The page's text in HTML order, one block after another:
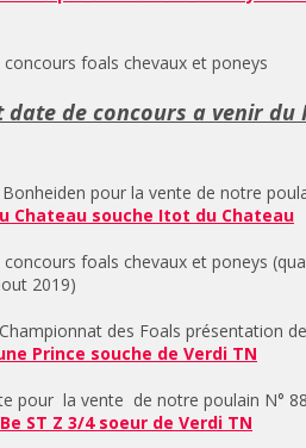
foals chevaux et poneys
de concours a venir du
pour la vente de notre
Chateau souche Itot du Chateau
foals chevaux et poneys
2019)
des Foals présentation de
Prince souche de Verdi TN
pour la vente de notre poulain N° 88
ST Z 3/4 soeur de Verdi TN